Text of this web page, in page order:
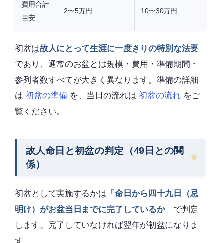
費用合計
目安
2〜5万円 10〜30万円
初盆は故人にとって生涯に一度きりの特別な法要
であり、通常のお盆とは規模・費用・準備期間・
参列者数すべてが大きく異なります。準備の詳細
は 初盆の準備 を、当日の流れは 初盆の流れ をご
覧ください。
故人命日と初盆の判定（49日との関
係）
初盆として実施するかは「 命日から四十九日（忌
明け）がお盆当日までに完了しているか」で判定
します。完了していなければ翌年が初盆になりま
す。